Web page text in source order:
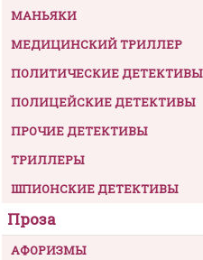
МАНЬЯКИ
МЕДИЦИНСКИЙ ТРИЛЛЕР
ПОЛИТИЧЕСКИЕ ДЕТЕКТИВЫ
ПОЛИЦЕЙСКИЕ ДЕТЕКТИВЫ
ПРОЧИЕ ДЕТЕКТИВЫ
ТРИЛЛЕРЫ
ШПИОНСКИЕ ДЕТЕКТИВЫ
Проза
АФОРИЗМЫ